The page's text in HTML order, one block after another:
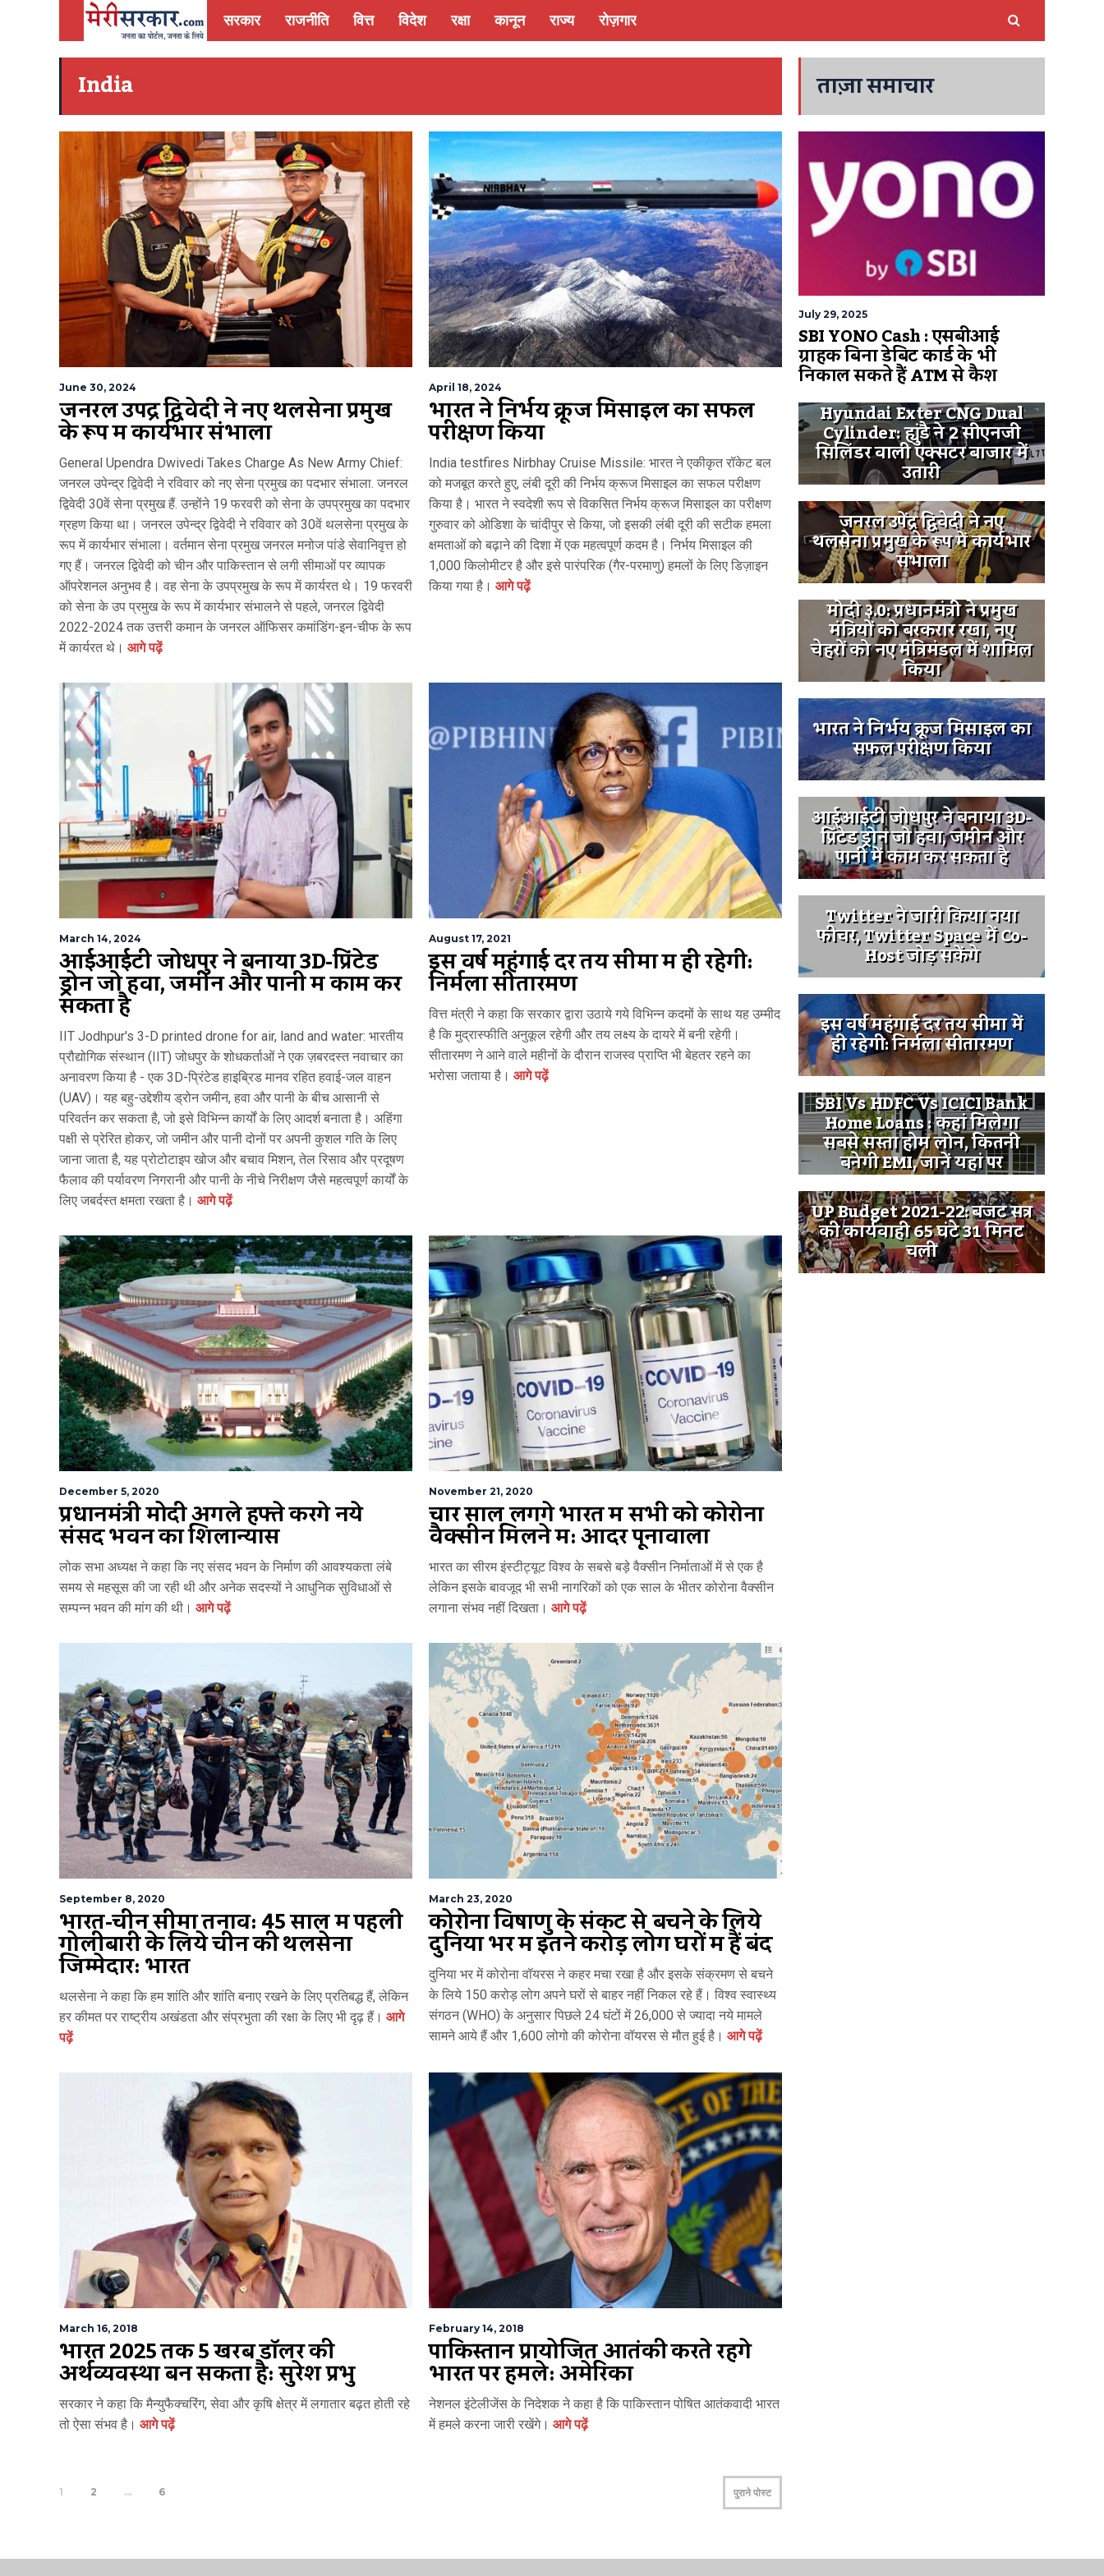
सरकार राजनीति वित्त विदेश रक्षा कानून राज्य रोज़गार
India
June 30, 2024
जनरल उपेंद्र द्विवेदी ने नए थलसेना प्रमुख
के रूप में कार्यभार संभाला
General Upendra Dwivedi Takes Charge As New Army Chief:
जनरल उपेन्द्र द्विवेदी ने रविवार को नए सेना प्रमुख का पदभार संभाला. जनरल
द्विवेदी 30वें सेना प्रमुख हैं. उन्होंने 19 फरवरी को सेना के उपप्रमुख का पदभार
ग्रहण किया था। जनरल उपेन्द्र द्विवेदी ने रविवार को 30वें थलसेना प्रमुख के
रूप में कार्यभार संभाला। वर्तमान सेना प्रमुख जनरल मनोज पांडे सेवानिवृत्त हो
गए हैं। जनरल द्विवेदी को चीन और पाकिस्तान से लगी सीमाओं पर व्यापक
ऑपरेशनल अनुभव है। वह सेना के उपप्रमुख के रूप में कार्यरत थे। 19 फरवरी
को सेना के उप प्रमुख के रूप में कार्यभार संभालने से पहले, जनरल द्विवेदी
2022-2024 तक उत्तरी कमान के जनरल ऑफिसर कमांडिंग-इन-चीफ के रूप
में कार्यरत थे। आगे पढ़ें
April 18, 2024
भारत ने निर्भय क्रूज मिसाइल का सफल
परीक्षण किया
India testfires Nirbhay Cruise Missile: भारत ने एकीकृत रॉकेट बल
को मजबूत करते हुए, लंबी दूरी की निर्भय क्रूज मिसाइल का सफल परीक्षण
किया है। भारत ने स्वदेशी रूप से विकसित निर्भय क्रूज मिसाइल का परीक्षण
गुरुवार को ओडिशा के चांदीपुर से किया, जो इसकी लंबी दूरी की सटीक हमला
क्षमताओं को बढ़ाने की दिशा में एक महत्वपूर्ण कदम है। निर्भय मिसाइल की
1,000 किलोमीटर है और इसे पारंपरिक (गैर-परमाणु) हमलों के लिए डिज़ाइन
किया गया है। आगे पढ़ें
March 14, 2024
आईआईटी जोधपुर ने बनाया 3D-प्रिंटेड
ड्रोन जो हवा, जमीन और पानी में काम कर
सकता है
IIT Jodhpur's 3-D printed drone for air, land and water: भारतीय
प्रौद्योगिक संस्थान (IIT) जोधपुर के शोधकर्ताओं ने एक ज़बरदस्त नवाचार का
अनावरण किया है - एक 3D-प्रिंटेड हाइब्रिड मानव रहित हवाई-जल वाहन
(UAV)। यह बहु-उद्देशीय ड्रोन जमीन, हवा और पानी के बीच आसानी से
परिवर्तन कर सकता है, जो इसे विभिन्न कार्यों के लिए आदर्श बनाता है। अहिंगा
पक्षी से प्रेरित होकर, जो जमीन और पानी दोनों पर अपनी कुशल गति के लिए
जाना जाता है, यह प्रोटोटाइप खोज और बचाव मिशन, तेल रिसाव और प्रदूषण
फैलाव की पर्यावरण निगरानी और पानी के नीचे निरीक्षण जैसे महत्वपूर्ण कार्यों के
लिए जबर्दस्त क्षमता रखता है। आगे पढ़ें
August 17, 2021
इस वर्ष महंगाई दर तय सीमा में ही रहेगी:
निर्मला सीतारमण
वित्त मंत्री ने कहा कि सरकार द्वारा उठाये गये विभिन्न कदमों के साथ यह उम्मीद
है कि मुद्रास्फीति अनुकूल रहेगी और तय लक्ष्य के दायरे में बनी रहेगी।
सीतारमण ने आने वाले महीनों के दौरान राजस्व प्राप्ति भी बेहतर रहने का
भरोसा जताया है। आगे पढ़ें
December 5, 2020
प्रधानमंत्री मोदी अगले हफ्ते करेंगे नये
संसद भवन का शिलान्यास
लोक सभा अध्यक्ष ने कहा कि नए संसद भवन के निर्माण की आवश्यकता लंबे
समय से महसूस की जा रही थी और अनेक सदस्यों ने आधुनिक सुविधाओं से
सम्पन्न भवन की मांग की थी। आगे पढ़ें
November 21, 2020
चार साल लगेंगे भारत में सभी को कोरोना
वैक्सीन मिलने में: आदर पूनावाला
भारत का सीरम इंस्टीट्यूट विश्व के सबसे बड़े वैक्सीन निर्माताओं में से एक है
लेकिन इसके बावजूद भी सभी नागरिकों को एक साल के भीतर कोरोना वैक्सीन
लगाना संभव नहीं दिखता। आगे पढ़ें
September 8, 2020
भारत-चीन सीमा तनाव: 45 साल में पहली
गोलीबारी के लिये चीन की थलसेना
जिम्मेदार: भारत
थलसेना ने कहा कि हम शांति और शांति बनाए रखने के लिए प्रतिबद्ध हैं, लेकिन
हर कीमत पर राष्ट्रीय अखंडता और संप्रभुता की रक्षा के लिए भी दृढ़ हैं। आगे
पढ़ें
March 23, 2020
कोरोना विषाणु के संकट से बचने के लिये
दुनिया भर में इतने करोड़ लोग घरों में हैं बंद
दुनिया भर में कोरोना वॉयरस ने कहर मचा रखा है और इसके संक्रमण से बचने
के लिये 150 करोड़ लोग अपने घरों से बाहर नहीं निकल रहे हैं। विश्व स्वास्थ्य
संगठन (WHO) के अनुसार पिछले 24 घंटों में 26,000 से ज्यादा नये मामले
सामने आये हैं और 1,600 लोगो की कोरोना वॉयरस से मौत हुई है। आगे पढ़ें
March 16, 2018
भारत 2025 तक 5 खरब डॉलर की
अर्थव्यवस्था बन सकता है: सुरेश प्रभु
सरकार ने कहा कि मैन्युफैक्चरिंग, सेवा और कृषि क्षेत्र में लगातार बढ़त होती रहे
तो ऐसा संभव है। आगे पढ़ें
February 14, 2018
पाकिस्तान प्रायोजित आतंकी करते रहेंगे
भारत पर हमले: अमेरिका
नेशनल इंटेलीजेंस के निदेशक ने कहा है कि पाकिस्तान पोषित आतंकवादी भारत
में हमले करना जारी रखेंगे। आगे पढ़ें
1 2 … 6 पुराने पोस्ट
ताज़ा समाचार
July 29, 2025
SBI YONO Cash : एसबीआई
ग्राहक बिना डेबिट कार्ड के भी
निकाल सकते हैं ATM से कैश
Hyundai Exter CNG Dual
Cylinder: ह्युंडै ने 2 सीएनजी
सिलिंडर वाली एक्सटर बाजार में
उतारी
जनरल उपेंद्र द्विवेदी ने नए
थलसेना प्रमुख के रूप में कार्यभार
संभाला
मोदी ३.0: प्रधानमंत्री ने प्रमुख
मंत्रियों को बरकरार रखा, नए
चेहरों को नए मंत्रिमंडल में शामिल
किया
भारत ने निर्भय क्रूज मिसाइल का
सफल परीक्षण किया
आईआईटी जोधपुर ने बनाया 3D-
प्रिंटेड ड्रोन जो हवा, जमीन और
पानी में काम कर सकता है
Twitter ने जारी किया नया
फीचर, Twitter Space में Co-
Host जोड़ सकेंगे
इस वर्ष महंगाई दर तय सीमा में
ही रहेगी: निर्मला सीतारमण
SBI Vs HDFC Vs ICICI Bank
Home Loans : कहां मिलेगा
सबसे सस्ता होम लोन, कितनी
बनेगी EMI, जानें यहां पर
UP Budget 2021-22: बजट सत्र
की कार्यवाही 65 घंटे 31 मिनट
चली